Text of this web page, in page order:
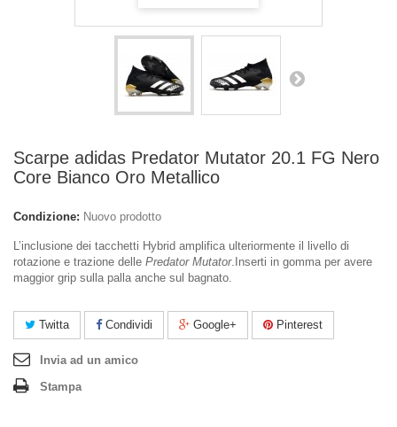
Scarpe adidas Predator Mutator 20.1 FG Nero
Core Bianco Oro Metallico
Condizione: Nuovo prodotto
L’inclusione dei tacchetti Hybrid amplifica ulteriormente il livello di
rotazione e trazione delle Predator Mutator.Inserti in gomma per avere
maggior grip sulla palla anche sul bagnato.
Twitta Condividi Google+ Pinterest
Invia ad un amico
Stampa